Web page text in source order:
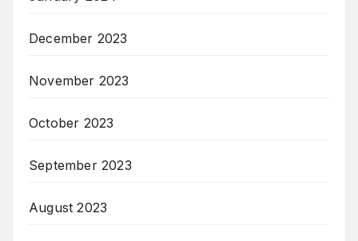
December 2023
November 2023
October 2023
September 2023
August 2023